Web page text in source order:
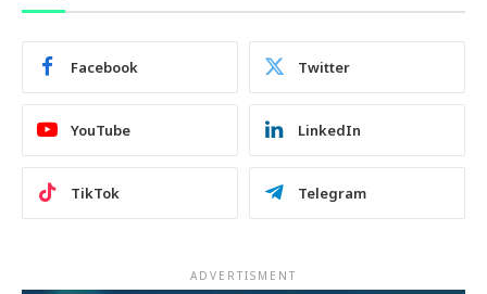
Facebook Twitter
YouTube LinkedIn
TikTok Telegram
ADVERTISMENT